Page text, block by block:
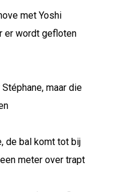
met Yoshi
er wordt gefloten
maar die
de bal komt tot bij
meter over trapt